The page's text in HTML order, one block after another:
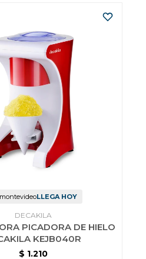
LLEGA HOY
DECAKILA
PICADORA DE HIELO
KEJB040R
$ 1.210